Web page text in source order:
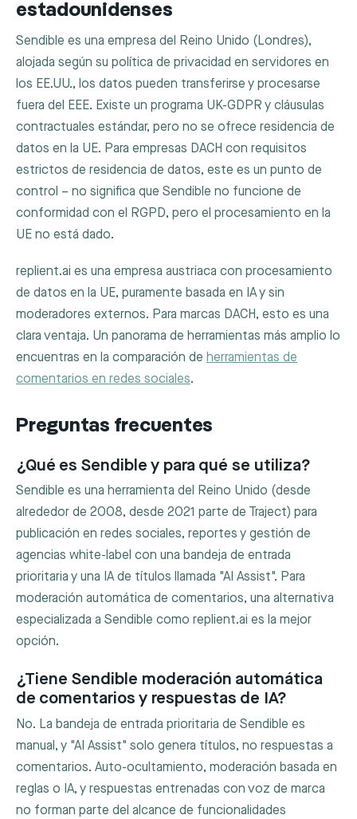
estadounidenses
Sendible es una empresa del Reino Unido (Londres),
alojada según su política de privacidad en servidores en
los EE.UU., los datos pueden transferirse y procesarse
fuera del EEE. Existe un programa UK-GDPR y cláusulas
contractuales estándar, pero no se ofrece residencia de
datos en la UE. Para empresas DACH con requisitos
estrictos de residencia de datos, este es un punto de
control – no significa que Sendible no funcione de
conformidad con el RGPD, pero el procesamiento en la
UE no está dado.
replient.ai es una empresa austriaca con procesamiento
de datos en la UE, puramente basada en IA y sin
moderadores externos. Para marcas DACH, esto es una
clara ventaja. Un panorama de herramientas más amplio lo
encuentras en la comparación de herramientas de
comentarios en redes sociales.
Preguntas frecuentes
¿Qué es Sendible y para qué se utiliza?
Sendible es una herramienta del Reino Unido (desde
alrededor de 2008, desde 2021 parte de Traject) para
publicación en redes sociales, reportes y gestión de
agencias white-label con una bandeja de entrada
prioritaria y una IA de títulos llamada "AI Assist". Para
moderación automática de comentarios, una alternativa
especializada a Sendible como replient.ai es la mejor
opción.
¿Tiene Sendible moderación automática
de comentarios y respuestas de IA?
No. La bandeja de entrada prioritaria de Sendible es
manual, y "AI Assist" solo genera títulos, no respuestas a
comentarios. Auto-ocultamiento, moderación basada en
reglas o IA, y respuestas entrenadas con voz de marca
no forman parte del alcance de funcionalidades